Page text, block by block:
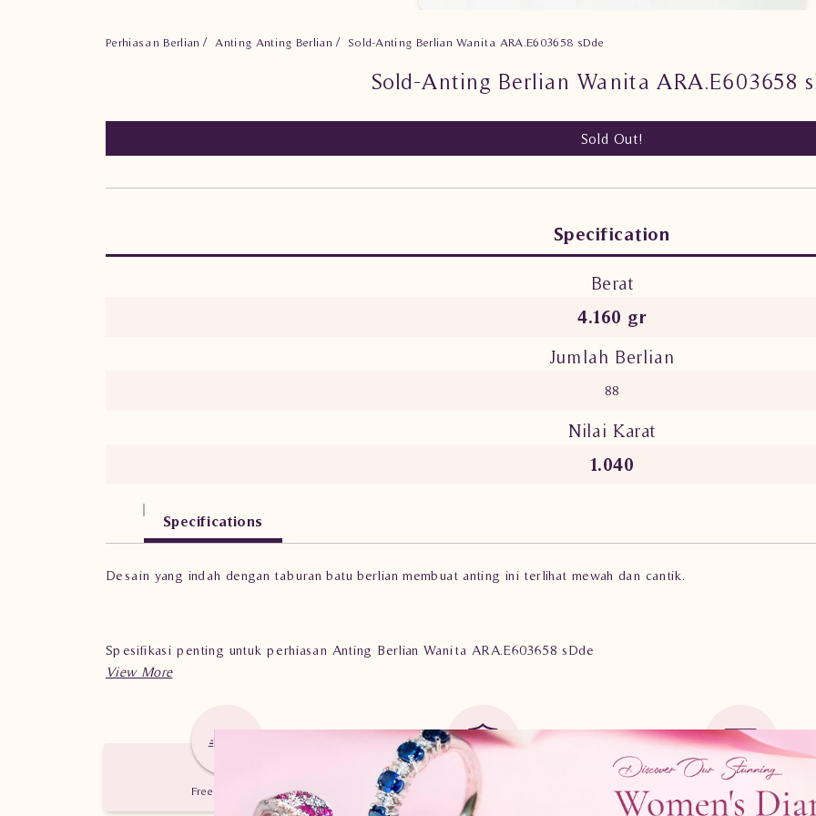
Perhiasan Berlian Anting Anting Berlian Sold-Anting Berlian Wanita ARA.E603658 sDde
Sold-Anting Berlian Wanita ARA.E603658
Sold Out!
Specification
Berat
4.160 gr
Jumlah Berlian
88
Nilai Karat
1.040
Specifications
Desain yang indah dengan taburan batu berlian membuat anting ini terlihat mewah dan cantik.
Spesifikasi penting untuk perhiasan Anting Berlian Wanita ARA.E603658 sDde
Nilai karat: 1.040 karat
Free Delivery Guarantee Safe
Cicilan
0%